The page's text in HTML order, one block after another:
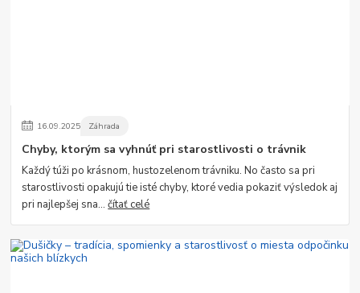
16.09.2025 Záhrada
Chyby, ktorým sa vyhnúť pri starostlivosti o trávnik
Každý túži po krásnom, hustozelenom trávniku. No často sa pri
starostlivosti opakujú tie isté chyby, ktoré vedia pokaziť výsledok aj
pri najlepšej sna...čítať celé